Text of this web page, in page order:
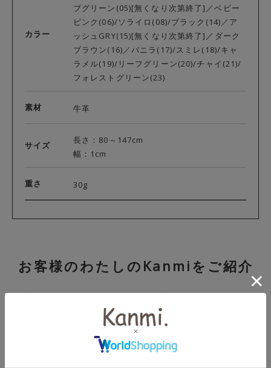
カラー
ブグリーン(05)[無くなり次第終了]／ベビー
ピンク(06)/ソライロ(08)/ブラック(14)／ア
ッシュGRY(15)[無くなり次第終了]／ダーク
ブラウン(16)／バニラ(17)/スミレ(18)/キャ
ラメル(19)/リーフグリーン(20)/チャイ(21)/
フォレストグリーン(23)
素材 牛革
サイズ
長さ：80～147cm
幅：1cm
重さ 30g
お客様のわたしのKanmiをご紹介
各画像をクリックいただけますと詳細をご覧いただけ
ます。
お客様がインスタグラムにて【ハッシュタグ #わたし
のKanmi】をつけて投稿してくださったアイテムや浅